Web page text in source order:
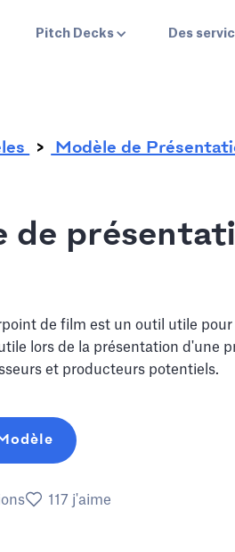
Pitch Decks Des
Modèle de
de
de film est un outil utile
lors de la présentation d'une
et producteurs potentiels.
117 j'aime